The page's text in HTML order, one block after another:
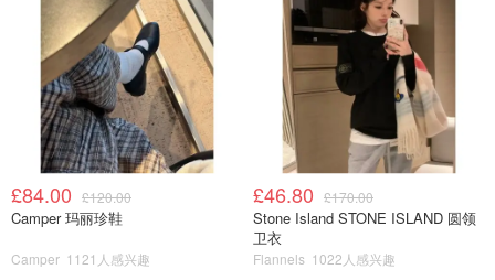
£84.00 £120.00
Camper 玛丽珍鞋
Camper 1121人感兴趣
£46.80 £170.00
Stone Island STONE ISLAND 圆领
卫衣
Flannels 1022人感兴趣